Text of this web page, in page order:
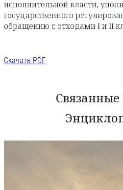
исполнительной власти,
государственного
обращению с отходами I и II
Скачать PDF
Связанные